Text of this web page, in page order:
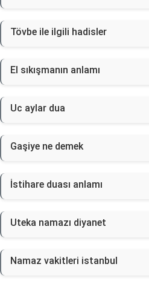
Tövbe ile ilgili hadisler
El sıkışmanın anlamı
Uc aylar dua
Gaşiye ne demek
İstihare duası anlamı
Uteka namazı diyanet
Namaz vakitleri istanbul